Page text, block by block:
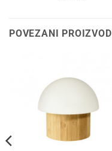
POVEZANI PROIZVODI